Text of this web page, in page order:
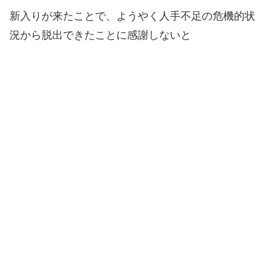
新入りが来たことで、ようやく人手不足の危機的状
況から脱出できたことに感謝しないと